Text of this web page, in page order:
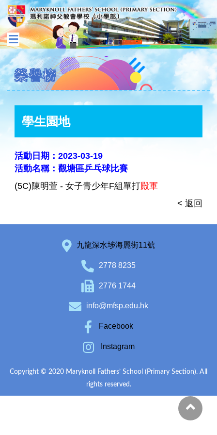
榮譽榜
學生園地
活動日期：2023-03-19
活動名稱：觀塘區乒乓球比賽
(5C)陳明萱 - 女子青少年F組單打殿軍
< 返回
九龍深水埗海麗街11號
2778 8235
2776 1744
info@mfsp.edu.hk
Facebook
Instagram
Copyright © 2020 Maryknoll Fathers’ School (Primary Section). All
rights reserved.